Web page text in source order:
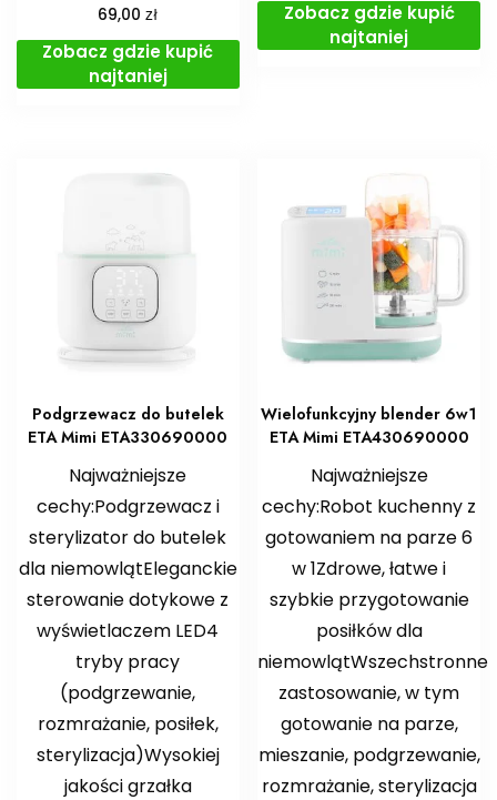
69,00zł
Zobacz gdzie kupić
najtaniej
Zobacz gdzie kupić
najtaniej
Podgrzewacz do butelek
ETA Mimi ETA330690000
Najważniejsze
cechy:Podgrzewacz i
sterylizator do butelek
dla niemowlątEleganckie
sterowanie dotykowe z
wyświetlaczem LED4
tryby pracy
(podgrzewanie,
rozmrażanie, posiłek,
sterylizacja)Wysokiej
jakości grzałka
Wielofunkcyjny blender 6w1
ETA Mimi ETA430690000
Najważniejsze
cechy:Robot kuchenny z
gotowaniem na parze 6
w 1Zdrowe, łatwe i
szybkie przygotowanie
posiłków dla
niemowlątWszechstronne
zastosowanie, w tym
gotowanie na parze,
mieszanie, podgrzewanie,
rozmrażanie, sterylizacja